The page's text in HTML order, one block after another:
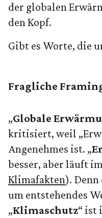
der globalen
den Kopf.
Gibt es Worte, die
Fragliche
„Globale
kritisiert, weil
Angenehmes ist. „
besser, aber läuft
Klimafakten). Denn
um entstehendes
„Klimaschutz“ ist